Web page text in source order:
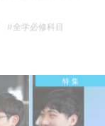
#全学必修科目
特 集